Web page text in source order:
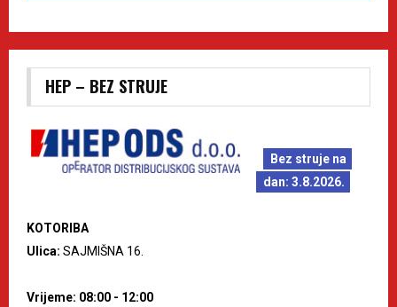
HEP – BEZ STRUJE
Bez struje na
dan: 3.8.2026.
KOTORIBA
Ulica: SAJMIŠNA 16.
Vrijeme: 08:00 - 12:00